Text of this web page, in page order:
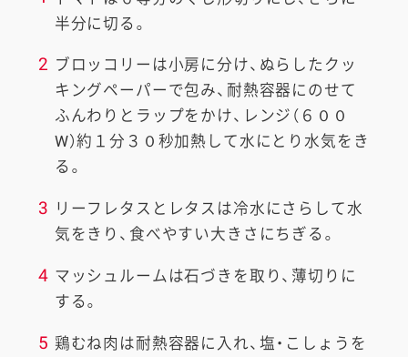
半分に切る。
2 ブロッコリーは小房に分け、ぬらしたクッ
キングペーパーで包み、耐熱容器にのせて
ふんわりとラップをかけ、レンジ（６００
W）約１分３０秒加熱して水にとり水気をき
る。
3 リーフレタスとレタスは冷水にさらして水
気をきり、食べやすい大きさにちぎる。
4 マッシュルームは石づきを取り、薄切りに
する。
5 鶏むね肉は耐熱容器に入れ、塩・こしょうを